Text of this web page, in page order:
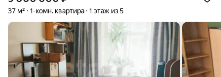
37 м² 1-комн. квартира 1 этаж из 5